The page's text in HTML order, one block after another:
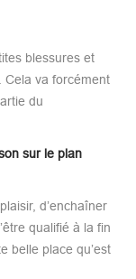
blessures et
Cela va forcément
du
sur le plan
d’enchaîner
qualifié à la fin
belle place qu’est